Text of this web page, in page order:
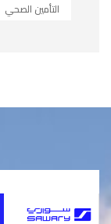
التأمين الصحي